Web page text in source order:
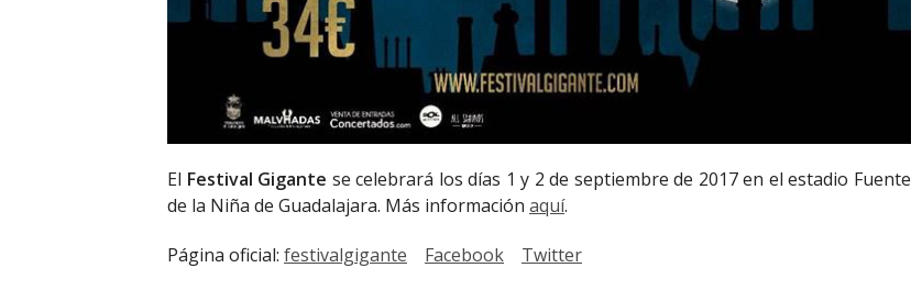
El Festival Gigante se celebrará los días 1 y 2 de septiembre de 2017 en el estadio Fuente
de la Niña de Guadalajara. Más información aquí.
Página oficial: festivalgigante Facebook Twitter